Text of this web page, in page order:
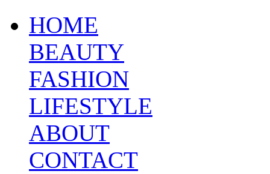
HOME
BEAUTY
FASHION
LIFESTYLE
ABOUT
CONTACT